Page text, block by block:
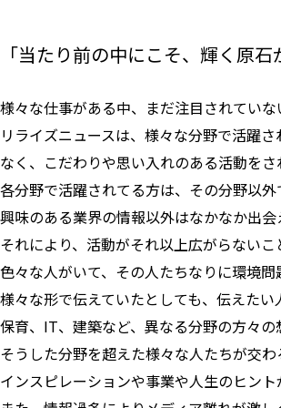
「当たり前の中にこそ、輝く原石
様々な仕事がある中、まだ注目されてい
リライズニュースは、様々な分野で活躍
なく、こだわりや思い入れのある活動を
各分野で活躍されてる方は、その分野以
興味のある業界の情報以外はなかなか出
それにより、活動がそれ以上広がらない
色々な人がいて、その人たちなりに環境
様々な形で伝えていたとしても、伝えた
保育、IT、建築など、異なる分野の方々の
そうした分野を超えた様々な人たちが交
インスピレーションや事業や人生のヒン